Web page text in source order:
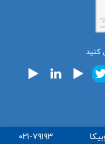
کنید
ابزارینا محفوظ میباشد۰۲۱-۷۹۱۹۳